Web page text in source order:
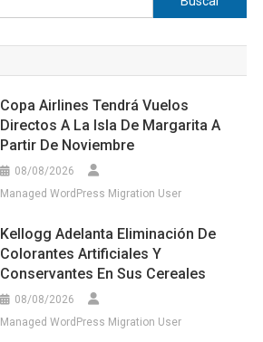
Copa Airlines Tendrá Vuelos
Directos A La Isla De Margarita A
Partir De Noviembre
08/08/2026
Managed WordPress Migration User
Kellogg Adelanta Eliminación De
Colorantes Artificiales Y
Conservantes En Sus Cereales
08/08/2026
Managed WordPress Migration User